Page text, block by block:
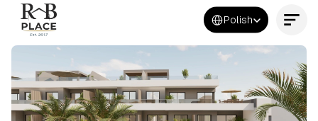
Select Language
Polish
Kontakt